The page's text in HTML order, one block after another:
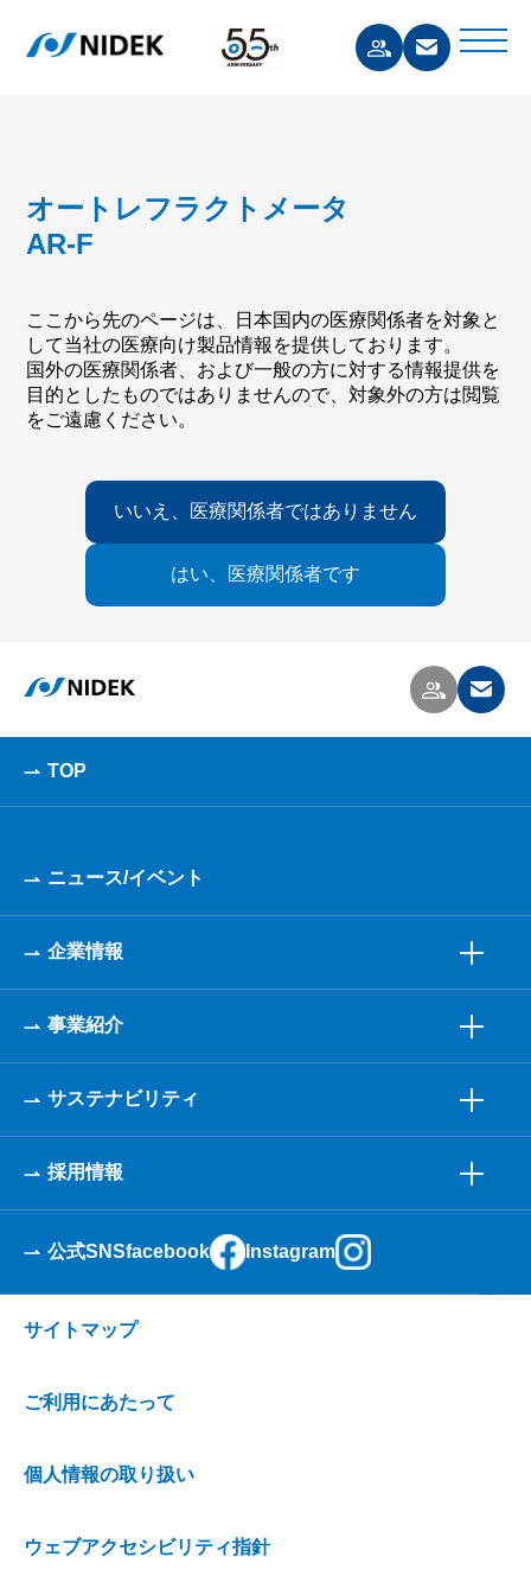
オートレフラクトメータ
AR-F
ここから先のページは、日本国内の医療関係者を対象と
して当社の医療向け製品情報を提供しております。
国外の医療関係者、および一般の方に対する情報提供を
目的としたものではありませんので、対象外の方は閲覧
をご遠慮ください。
いいえ、医療関係者ではありません
はい、医療関係者です
TOP
ニュース/イベント
企業情報
事業紹介
サステナビリティ
採用情報
公式SNSfacebook Instagram
サイトマップ
ご利用にあたって
個人情報の取り扱い
ウェブアクセシビリティ指針